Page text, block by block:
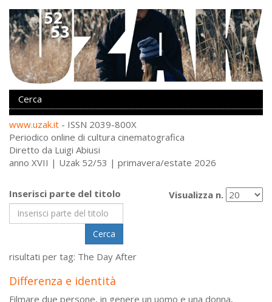
www.uzak.it - ISSN 2039-800X
Periodico online di cultura cinematografica
Diretto da Luigi Abiusi
anno XVII | Uzak 52/53 | primavera/estate 2026
Inserisci parte del titolo
Cerca
Visualizza n.
risultati per tag: The Day After
Differenza e identità
Filmare due persone, in genere un uomo e una donna,